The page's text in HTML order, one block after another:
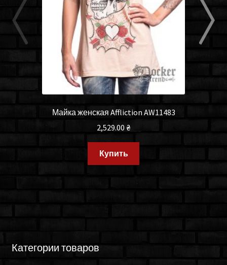
Майка женская Affliction AW11483
2,529.00 ₴
Купить
Категории товаров